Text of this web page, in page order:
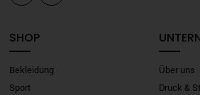
SHOP
Bekleidung
Sport
Über uns
Druck &